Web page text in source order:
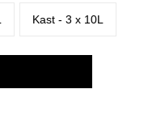
Kast - 3 x 10L